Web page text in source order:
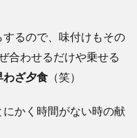
るので、味付けもその
合わせるだけや乗せる
わざ夕食 （笑）
かく時間がない時の献